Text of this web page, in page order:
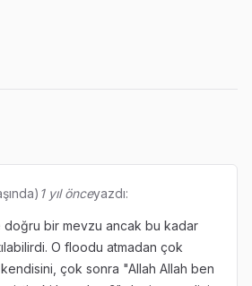
1 yıl önceyazdı:
doğru bir mevzu ancak bu kadar
O floodu atmadan çok
çok sonra "Allah Allah ben